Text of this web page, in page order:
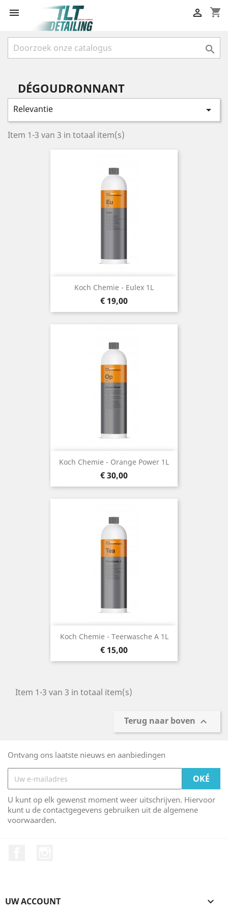
 shopping_cart


DÉGOUDRONNANT
Relevantie 
Item 1-3 van 3 in totaal item(s)
Koch Chemie - Eulex 1L
Prijs
€ 19,00
Koch Chemie - Orange Power 1L
Prijs
€ 30,00
Koch Chemie - Teerwasche A 1L
Prijs
€ 15,00
Item 1-3 van 3 in totaal item(s)
Terug naar boven 
Ontvang ons laatste nieuws en aanbiedingen
U kunt op elk gewenst moment weer uitschrijven. Hiervoor
kunt u de contactgegevens gebruiken uit de algemene
voorwaarden.
UW ACCOUNT 